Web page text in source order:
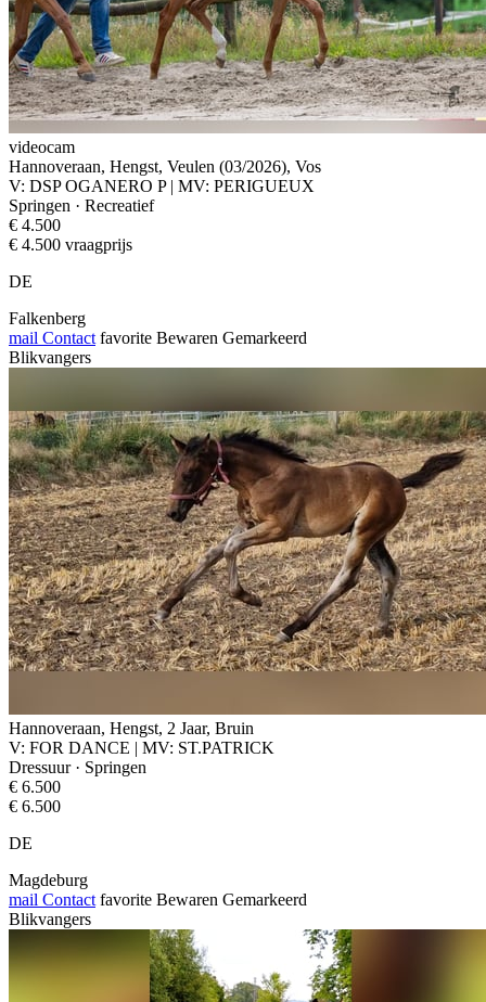
videocam
Hannoveraan, Hengst, Veulen (03/2026), Vos
V: DSP OGANERO P | MV: PERIGUEUX
Springen · Recreatief
€ 4.500
€ 4.500 vraagprijs
DE
Falkenberg
mail Contact favorite Bewaren Gemarkeerd
Blikvangers
Hannoveraan, Hengst, 2 Jaar, Bruin
V: FOR DANCE | MV: ST.PATRICK
Dressuur · Springen
€ 6.500
€ 6.500
DE
Magdeburg
mail Contact favorite Bewaren Gemarkeerd
Blikvangers